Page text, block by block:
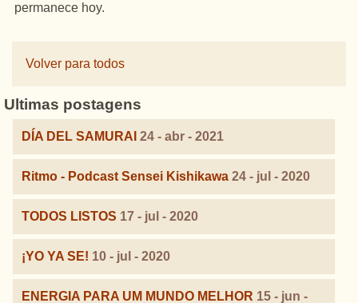
permanece hoy.
Volver para todos
Ultimas postagens
DÍA DEL SAMURAI 24 - abr - 2021
Ritmo - Podcast Sensei Kishikawa 24 - jul - 2020
TODOS LISTOS 17 - jul - 2020
¡YO YA SE! 10 - jul - 2020
ENERGIA PARA UM MUNDO MELHOR 15 - jun -